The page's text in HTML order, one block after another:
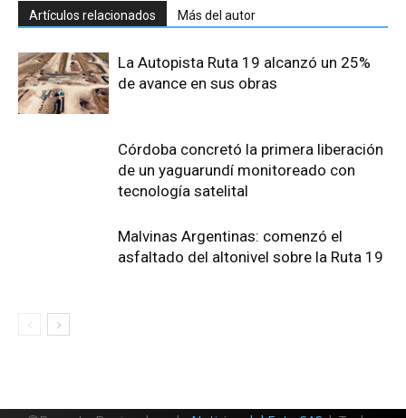
Artículos relacionados Más del autor
La Autopista Ruta 19 alcanzó un 25%
de avance en sus obras
Córdoba concretó la primera liberación
de un yaguarundí monitoreado con
tecnología satelital
Malvinas Argentinas: comenzó el
asfaltado del altonivel sobre la Ruta 19